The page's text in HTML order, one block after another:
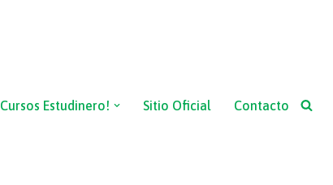
Cursos Estudinero! Sitio Oficial Contacto